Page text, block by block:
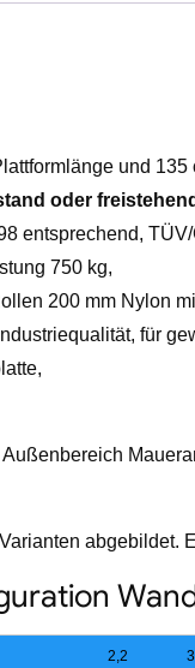
und 135
oder
entsprechend, TÜV/
750 kg,
200 mm Nylon
für
2,2